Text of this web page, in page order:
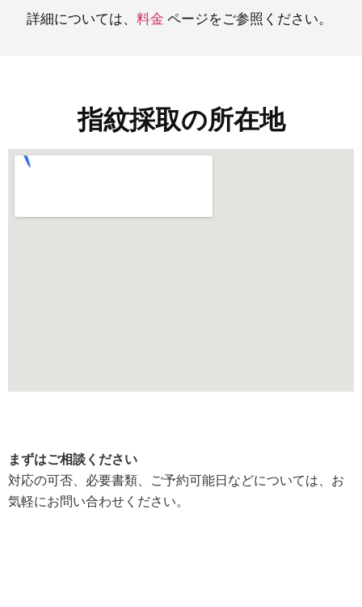
詳細については、 料金 ページをご参照ください。
指紋採取の所在地
まずはご相談ください
対応の可否、必要書類、ご予約可能日などについては、お
気軽にお問い合わせください。